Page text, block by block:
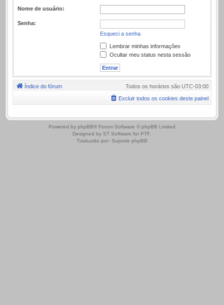
Nome de usuário:
Senha:
Esqueci a senha
Lembrar minhas informações
Ocultar meu status nesta sessão
Índice do fórum Todos os horários são UTC-03:00
Excluir todos os cookies deste painel
.
Powered by phpBB® Forum Software © phpBB Limited
Designed by ST Software for PTF.
Traduzido por: Suporte phpBB